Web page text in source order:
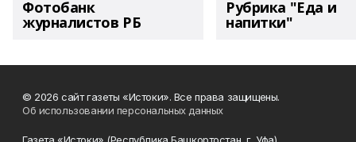
Фотобанк
журналистов РБ
Рубрика "Еда и
напитки"
© 2026 сайт газеты «Истоки». Все права защищены.
Об использовании персональных данных